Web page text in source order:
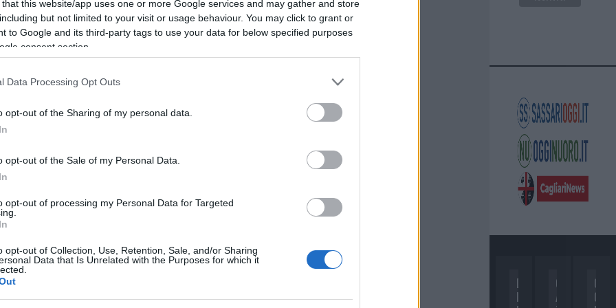
that this website/app uses one or more Google services and may gather and store
but not limited to your visit or usage behaviour. You may click to grant or
to Google and its third-party tags to use your data for below specified purposes
consent section.
Data Processing Opt Outs
opt-out of the Sharing of my personal data.
opt-out of the Sale of my Personal Data.
opt-out of processing my Personal Data for Targeted
opt-out of Collection, Use, Retention, Sale, and/or Sharing
Data that Is Unrelated with the Purposes for which it
è sempre più ricca di eventi e tanta
piazza del paese sale “Hollywood Band”
conosciuti in tutta l’Isola per
il paese con il loro concerto, che si terrà
inserito in un calendario di appuntamenti
di Sant’Antonio per tutta la stagione
QUI.
D
I
C
A
C
O